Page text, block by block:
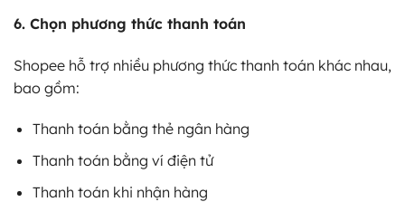
6. Chọn phương thức thanh toán
Shopee hỗ trợ nhiều phương thức thanh toán khác nhau,
bao gồm:
Thanh toán bằng thẻ ngân hàng
Thanh toán bằng ví điện tử
Thanh toán khi nhận hàng